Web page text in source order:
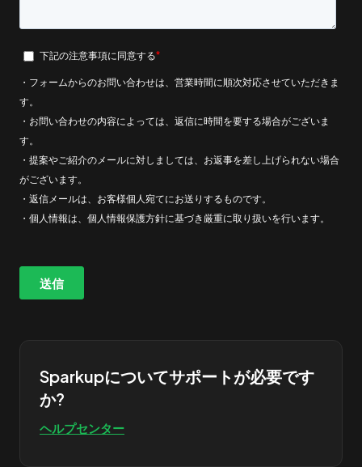
Sparkupについてサポートが必要です
か?
ヘルプセンター